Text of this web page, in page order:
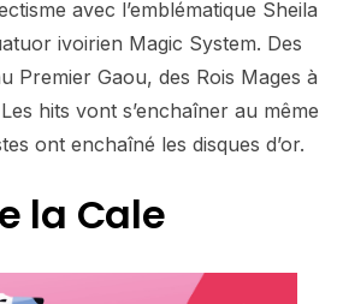
avec l’emblématique Sheila
ivoirien Magic System. Des
Premier Gaou, des Rois Mages à
hits vont s’enchaîner au même
ont enchaîné les disques d’or.
la Cale